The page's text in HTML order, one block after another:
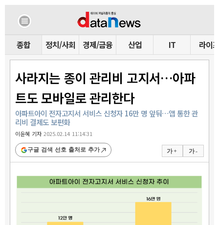
종합 정치/사회 경제/금융 산업 IT 라이프
사라지는 종이 관리비 고지서…아파
트도 모바일로 관리한다
아파트아이 전자고지서 서비스 신청자 16만 명 앞둬…앱 통한 관
리비 결제도 보편화
이윤혜 기자2025.02.14 11:14:31
가 + 가 -
구글 검색 선호 출처로 추가